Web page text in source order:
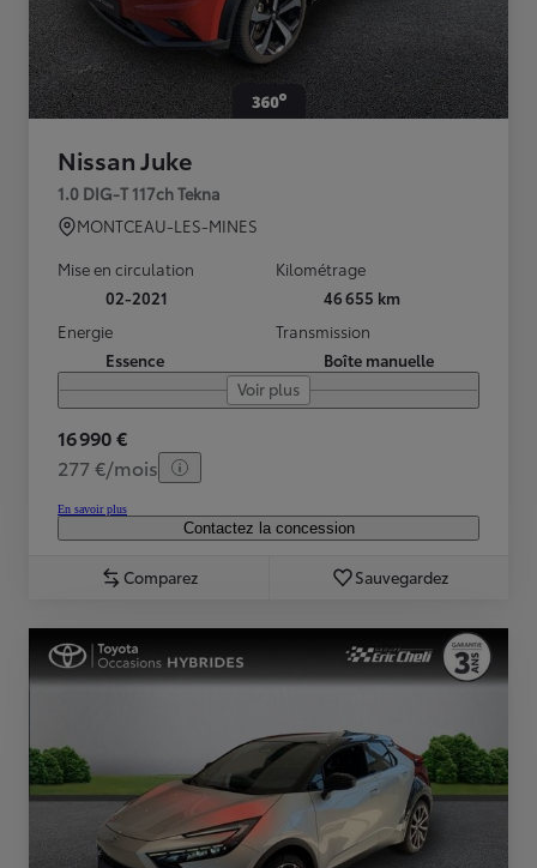
Nissan Juke
1.0 DIG-T 117ch Tekna
MONTCEAU-LES-MINES
Mise en circulation
02-2021
Kilométrage
46 655 km
Energie
Essence
Transmission
Boîte manuelle
Voir plus
16 990 €
277 €/mois
En savoir plus
Contactez la concession
Comparez Sauvegardez